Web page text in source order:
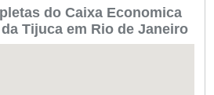
do Caixa Economica
Tijuca em Rio de Janeiro